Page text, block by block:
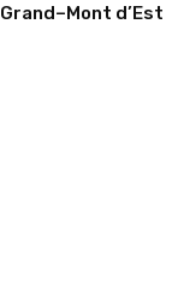
Grand–Mont d’Est